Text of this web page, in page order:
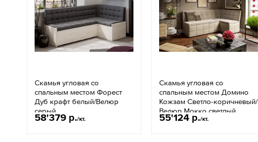
Скамья угловая со
спальным местом Форест
Дуб крафт белый/Велюр
серый
58'379 р./кт.
Скамья угловая со
спальным местом Домино
Кожзам Светло-коричневый/
Велюр Мокко светлый
55'124 р./кт.